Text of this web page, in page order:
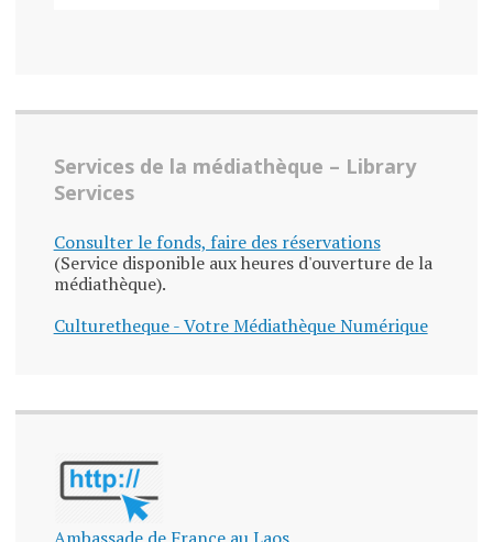
Services de la médiathèque – Library
Services
Consulter le fonds, faire des réservations
(Service disponible aux heures d'ouverture de la
médiathèque).
Culturetheque - Votre Médiathèque Numérique